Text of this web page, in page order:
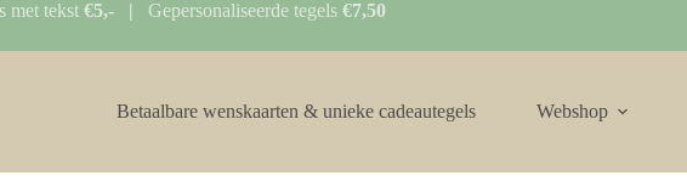
met tekst €5,- | Gepersonaliseerde tegels €7,50
Betaalbare wenskaarten & unieke cadeautegels Webshop